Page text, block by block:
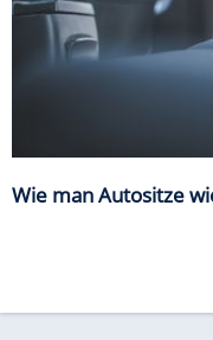
Wie man Autositze